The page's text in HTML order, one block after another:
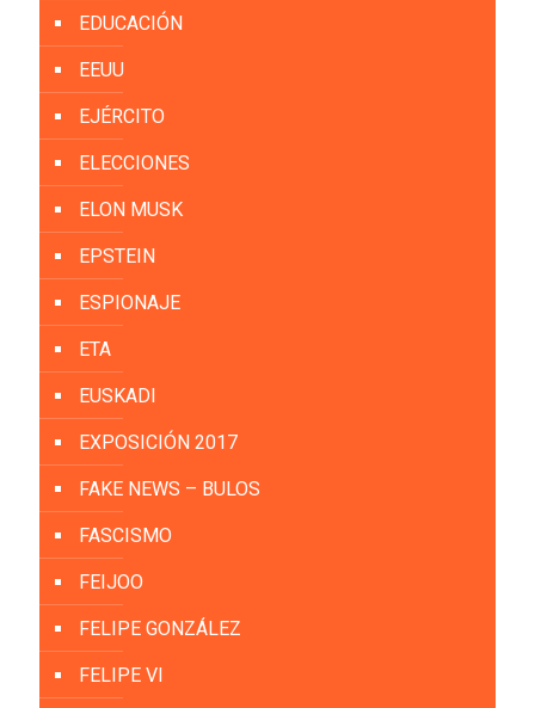
EDUCACIÓN
EEUU
EJÉRCITO
ELECCIONES
ELON MUSK
EPSTEIN
ESPIONAJE
ETA
EUSKADI
EXPOSICIÓN 2017
FAKE NEWS – BULOS
FASCISMO
FEIJOO
FELIPE GONZÁLEZ
FELIPE VI